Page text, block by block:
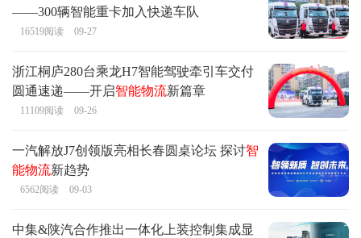
——300辆智能重卡加入快递车队
16519阅读 09-27
浙江桐庐280台乘龙H7智能驾驶牵引车交付
圆通速递——开启智能物流新篇章
11109阅读 09-26
一汽解放J7创领版亮相长春圆桌论坛 探讨智
能物流新趋势
6562阅读 09-03
中集&陕汽合作推出一体化上装控制集成显